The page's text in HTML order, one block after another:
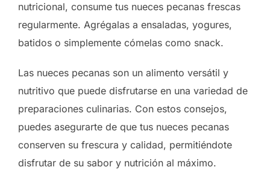
nutricional, consume tus nueces pecanas frescas
regularmente. Agrégalas a ensaladas, yogures,
batidos o simplemente cómelas como snack.
Las nueces pecanas son un alimento versátil y
nutritivo que puede disfrutarse en una variedad de
preparaciones culinarias. Con estos consejos,
puedes asegurarte de que tus nueces pecanas
conserven su frescura y calidad, permitiéndote
disfrutar de su sabor y nutrición al máximo.